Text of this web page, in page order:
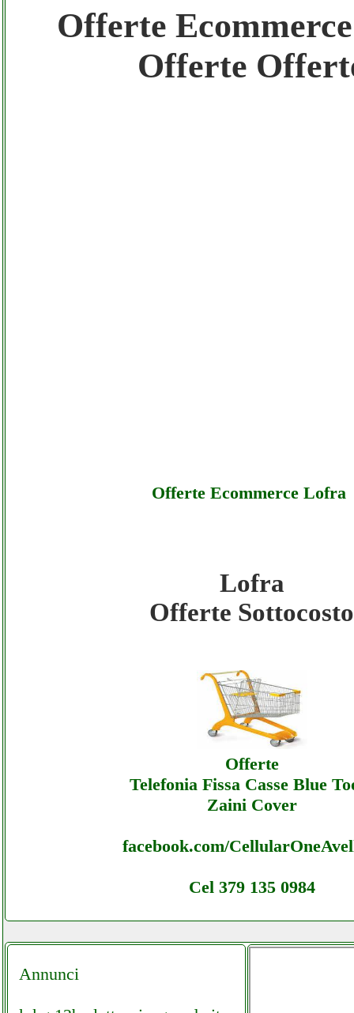
Gratis registra il tuo Sito di Annunci nel
Offerte
Offerte
Offerte Ecommerce Lofra
Lofra - Offerte Ecommerce Lofra -
Lofra - Offerte Ecommerce Lofra -
Lofra
Offerte Sottocosto
Offerte
Telefonia Fissa Casse Blue
Zaini Cover
facebook.com/
Cel 379 135 0984
Annunci